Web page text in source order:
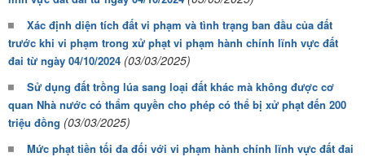
Xác định diện tích đất vi phạm và tình trạng ban đầu của đất
trước khi vi phạm trong xử phạt vi phạm hành chính lĩnh vực đất
đai từ ngày 04/10/2024 (03/03/2025)
Sử dụng đất trồng lúa sang loại đất khác mà không được cơ
quan Nhà nước có thẩm quyền cho phép có thể bị xử phạt đến 200
triệu đồng (03/03/2025)
Mức phạt tiền tối đa đối với vi phạm hành chính lĩnh vực đất đai